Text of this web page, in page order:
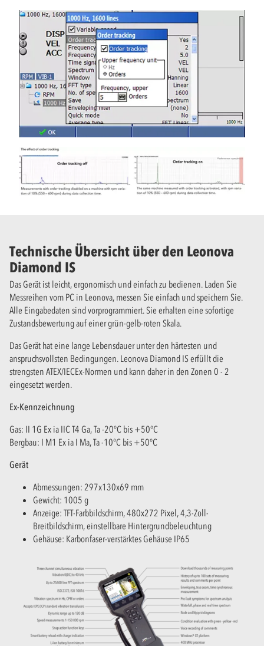
Technische Übersicht über den Leonova
Diamond IS
Das Gerät ist leicht, ergonomisch und einfach zu bedienen. Laden Sie
Messreihen vom PC in Leonova, messen Sie einfach und speichern Sie.
Alle Eingabedaten sind vorprogrammiert. Sie erhalten eine sofortige
Zustandsbewertung auf einer grün-gelb-roten Skala.
Das Gerät hat eine lange Lebensdauer unter den härtesten und
anspruchsvollsten Bedingungen. Leonova Diamond IS erfüllt die
strengsten ATEX/IECEx-Normen und kann daher in den Zonen 0 - 2
eingesetzt werden.
Ex-Kennzeichnung
Gas: II 1G Ex ia IIC T4 Ga, Ta -20°C bis +50°C
Bergbau: I M1 Ex ia I Ma, Ta -10°C bis +50°C
Gerät
Abmessungen: 297x130x69 mm
Gewicht: 1005 g
Anzeige: TFT-Farbbildschirm, 480x272 Pixel, 4,3-Zoll-
Breitbildschirm, einstellbare Hintergrundbeleuchtung
Gehäuse: Karbonfaser-verstärktes Gehäuse IP65